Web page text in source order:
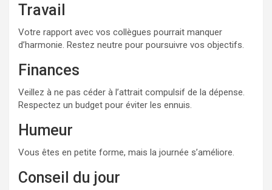
Travail
Votre rapport avec vos collègues pourrait manquer
d’harmonie. Restez neutre pour poursuivre vos objectifs.
Finances
Veillez à ne pas céder à l’attrait compulsif de la dépense.
Respectez un budget pour éviter les ennuis.
Humeur
Vous êtes en petite forme, mais la journée s’améliore.
Conseil du jour